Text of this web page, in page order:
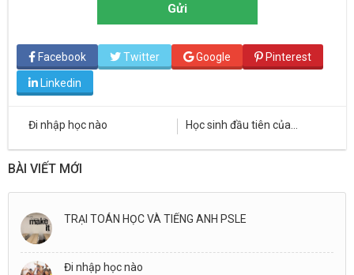
BÀI VIẾT MỚI
TRẠI TOÁN HỌC VÀ TIẾNG ANH PSLE
Đi nhập học nào
Gửi
Facebook Twitter Google Pinterest
Linkedin
Đi nhập học nào
Học sinh đầu tiên của
Singapore (PR) năm học